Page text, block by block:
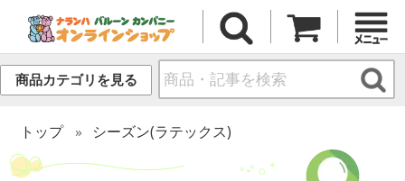
商品カテゴリを見る
トップ シーズン(ラテックス)